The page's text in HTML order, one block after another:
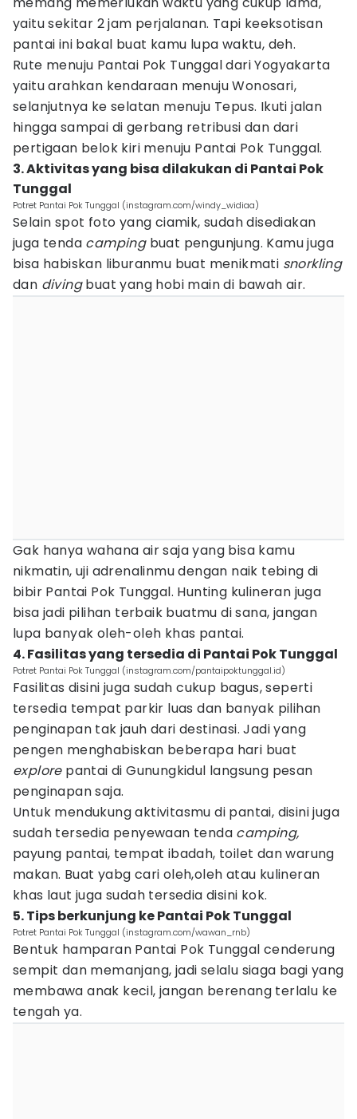
yaitu sekitar 2 jam perjalanan. Tapi keeksotisan
pantai ini bakal buat kamu lupa waktu, deh.
Rute menuju Pantai Pok Tunggal dari Yogyakarta
yaitu arahkan kendaraan menuju Wonosari,
selanjutnya ke selatan menuju Tepus. Ikuti jalan
hingga sampai di gerbang retribusi dan dari
pertigaan belok kiri menuju Pantai Pok Tunggal.
3. Aktivitas yang bisa dilakukan di Pantai Pok
Tunggal
Potret Pantai Pok Tunggal (instagram.com/windy_widiaa)
Selain spot foto yang ciamik, sudah disediakan
juga tenda campingbuat pengunjung. Kamu juga
bisa habiskan liburanmu buat menikmati snorkling
dan divingbuat yang hobi main di bawah air.
Gak hanya wahana air saja yang bisa kamu
nikmatin, uji adrenalinmu dengan naik tebing di
bibir Pantai Pok Tunggal. Hunting kulineran juga
bisa jadi pilihan terbaik buatmu di sana, jangan
lupa banyak oleh-oleh khas pantai.
4. Fasilitas yang tersedia di Pantai Pok Tunggal
Potret Pantai Pok Tunggal (instagram.com/pantaipoktunggal.id)
Fasilitas disini juga sudah cukup bagus, seperti
tersedia tempat parkir luas dan banyak pilihan
penginapan tak jauh dari destinasi. Jadi yang
pengen menghabiskan beberapa hari buat
explorepantai di Gunungkidul langsung pesan
penginapan saja.
Untuk mendukung aktivitasmu di pantai, disini juga
sudah tersedia penyewaan tenda camping,
payung pantai, tempat ibadah, toilet dan warung
makan. Buat yabg cari oleh,oleh atau kulineran
khas laut juga sudah tersedia disini kok.
5. Tips berkunjung ke Pantai Pok Tunggal
Potret Pantai Pok Tunggal (instagram.com/wawan_rnb)
Bentuk hamparan Pantai Pok Tunggal cenderung
sempit dan memanjang, jadi selalu siaga bagi yang
membawa anak kecil, jangan berenang terlalu ke
tengah ya.